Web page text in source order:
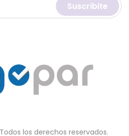
Suscribite
Todos los derechos reservados.